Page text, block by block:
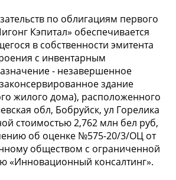
по облигациям первого
Кэпитал» обеспечивается
в собственности эмитента
с инвентарным
- незавершенное
здание
жилого дома), расположенного
обл, Бобруйск, ул Горелика
стоимостью 2,762 млн бел руб,
об оценке №575-20/3/ОЦ от
обществом с ограниченной
«Инновационный консалтинг».